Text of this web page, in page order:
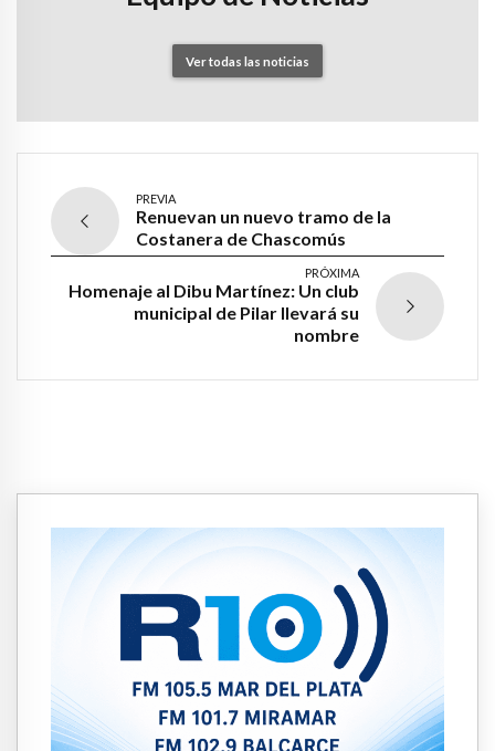
Ver todas las noticias
PREVIA
Renuevan un nuevo tramo de la
Costanera de Chascomús
PRÓXIMA
Homenaje al Dibu Martínez: Un club
municipal de Pilar llevará su
nombre